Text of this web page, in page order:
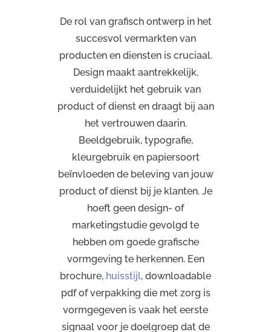
De rol van grafisch ontwerp in het
succesvol vermarkten van
producten en diensten is cruciaal.
Design maakt aantrekkelijk,
verduidelijkt het gebruik van
product of dienst en draagt bij aan
het vertrouwen daarin.
Beeldgebruik, typografie,
kleurgebruik en papiersoort
beïnvloeden de beleving van jouw
product of dienst bij je klanten. Je
hoeft geen design- of
marketingstudie gevolgd te
hebben om goede grafische
vormgeving te herkennen. Een
brochure, huisstijl, downloadable
pdf of verpakking die met zorg is
vormgegeven is vaak het eerste
signaal voor je doelgroep dat de